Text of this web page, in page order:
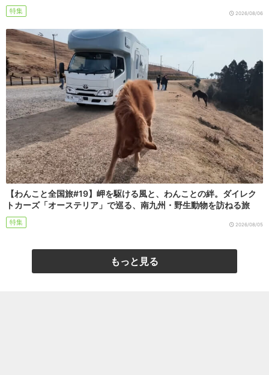
特集 2026/08/06
【わんこと全国旅#19】岬を駆ける風と、わんことの絆。ダイレク
トカーズ「オーステリア」で巡る、南九州・野生動物を訪ねる旅
特集 2026/08/05
もっと見る